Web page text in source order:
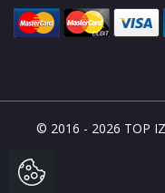
© 2016 - 2026 TOP